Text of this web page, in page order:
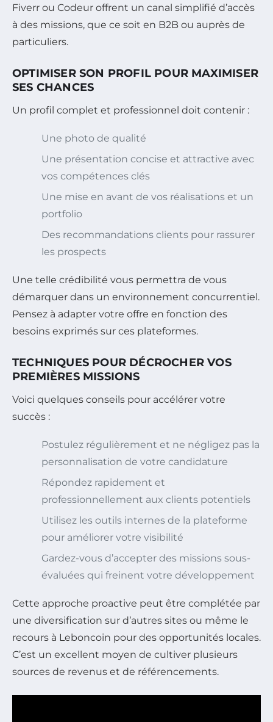
Fiverr ou Codeur offrent un canal simplifié d’accès
à des missions, que ce soit en B2B ou auprès de
particuliers.
OPTIMISER SON PROFIL POUR MAXIMISER
SES CHANCES
Un profil complet et professionnel doit contenir :
Une photo de qualité
Une présentation concise et attractive avec
vos compétences clés
Une mise en avant de vos réalisations et un
portfolio
Des recommandations clients pour rassurer
les prospects
Une telle crédibilité vous permettra de vous
démarquer dans un environnement concurrentiel.
Pensez à adapter votre offre en fonction des
besoins exprimés sur ces plateformes.
TECHNIQUES POUR DÉCROCHER VOS
PREMIÈRES MISSIONS
Voici quelques conseils pour accélérer votre
succès :
Postulez régulièrement et ne négligez pas la
personnalisation de votre candidature
Répondez rapidement et
professionnellement aux clients potentiels
Utilisez les outils internes de la plateforme
pour améliorer votre visibilité
Gardez-vous d’accepter des missions sous-
évaluées qui freinent votre développement
Cette approche proactive peut être complétée par
une diversification sur d’autres sites ou même le
recours à Leboncoin pour des opportunités locales.
C’est un excellent moyen de cultiver plusieurs
sources de revenus et de référencements.